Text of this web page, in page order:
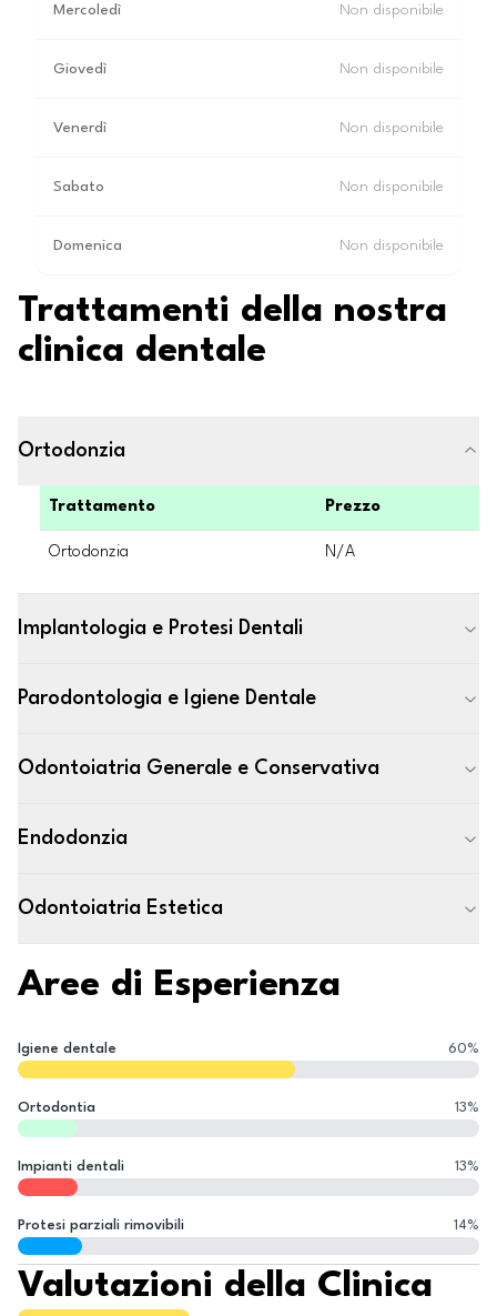
Mercoledì Non disponibile
Giovedì Non disponibile
Venerdì Non disponibile
Sabato Non disponibile
Domenica Non disponibile
Trattamenti della nostra
clinica dentale
Ortodonzia
Trattamento Prezzo
Ortodonzia N/A
Implantologia e Protesi Dentali
Parodontologia e Igiene Dentale
Odontoiatria Generale e Conservativa
Endodonzia
Odontoiatria Estetica
Aree di Esperienza
Igiene dentale 60%
Ortodontia 13%
Impianti dentali 13%
Protesi parziali rimovibili 14%
Valutazioni della Clinica